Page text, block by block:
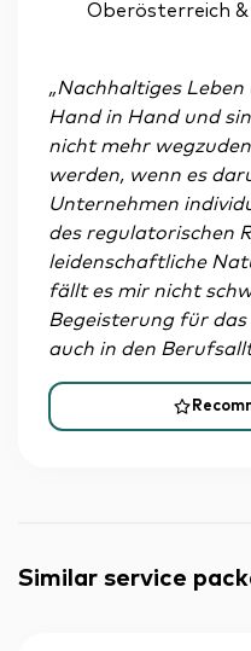
Oberösterreich &
„Nachhaltiges
Hand in Hand und
nicht mehr
werden, wenn es
Unternehmen
des regulatorischen
leidenschaftliche
fällt es mir nicht
Begeisterung für
auch in den
Similar service